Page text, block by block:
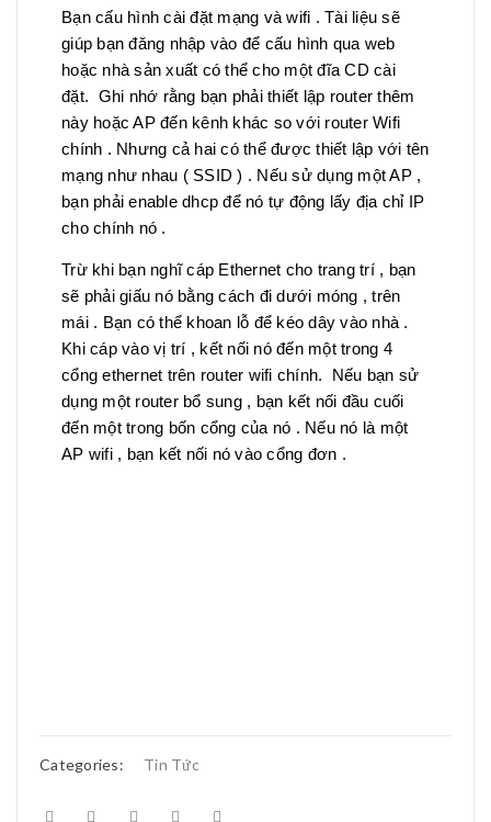
Bạn cấu hình cài đặt mạng và wifi . Tài liệu sẽ
giúp bạn đăng nhập vào để cấu hình qua web
hoặc nhà sản xuất có thể cho một đĩa CD cài
đặt. Ghi nhớ rằng bạn phải thiết lập router thêm
này hoặc AP đến kênh khác so với router Wifi
chính . Nhưng cả hai có thể được thiết lập với tên
mạng như nhau ( SSID ) . Nếu sử dụng một AP ,
bạn phải enable dhcp để nó tự động lấy địa chỉ IP
cho chính nó .
Trừ khi bạn nghĩ cáp Ethernet cho trang trí , bạn
sẽ phải giấu nó bằng cách đi dưới móng , trên
mái . Bạn có thể khoan lỗ để kéo dây vào nhà .
Khi cáp vào vị trí , kết nối nó đến một trong 4
cổng ethernet trên router wifi chính. Nếu bạn sử
dụng một router bổ sung , bạn kết nối đầu cuối
đến một trong bốn cổng của nó . Nếu nó là một
AP wifi , bạn kết nối nó vào cổng đơn .
Categories: Tin Tức